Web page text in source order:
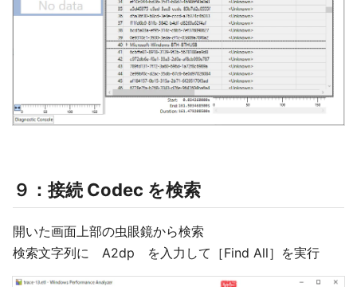
９：接続 Codec を検索
開いた画面上部の虫眼鏡から検索
検索文字列に A2dp を入力して［Find All］を実行